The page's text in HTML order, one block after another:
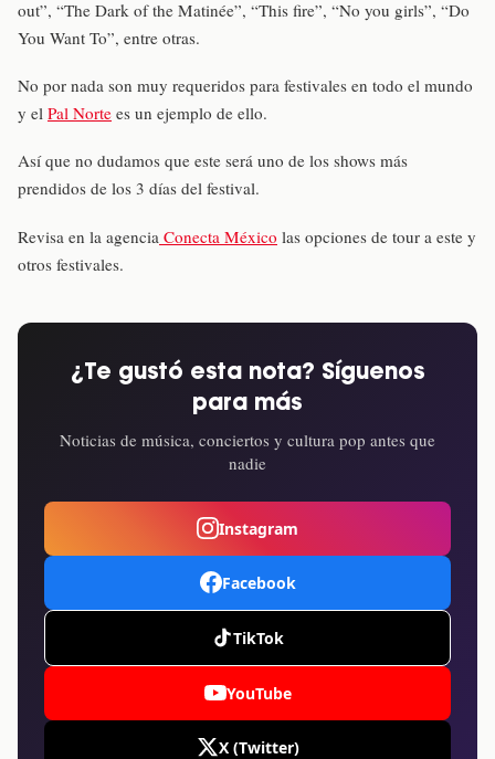
out”, “The Dark of the Matinée”, “This fire”, “No you girls”, “Do
You Want To”, entre otras.
No por nada son muy requeridos para festivales en todo el mundo
y el Pal Norte es un ejemplo de ello.
Así que no dudamos que este será uno de los shows más
prendidos de los 3 días del festival.
Revisa en la agencia Conecta México las opciones de tour a este y
otros festivales.
¿Te gustó esta nota? Síguenos
para más
Noticias de música, conciertos y cultura pop antes que
nadie
Instagram
Facebook
TikTok
YouTube
X (Twitter)